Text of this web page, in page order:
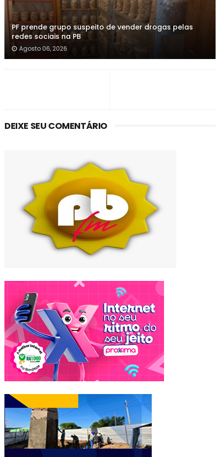
PF prende grupo suspeito de vender drogas pelas
redes sociais na PB
Agosto 06, 2026
DEIXE SEU COMENTÁRIO